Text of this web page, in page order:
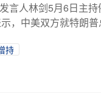
言人林剑5月6日主
，中美双方就特朗
持